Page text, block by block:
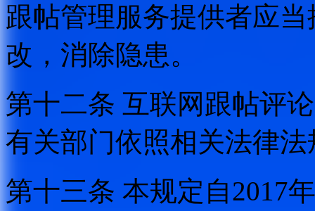
跟帖管理服务提供者应
改，消除隐患。
第十二条 互联网跟帖评
有关部门依照相关法律
第十三条 本规定自2017